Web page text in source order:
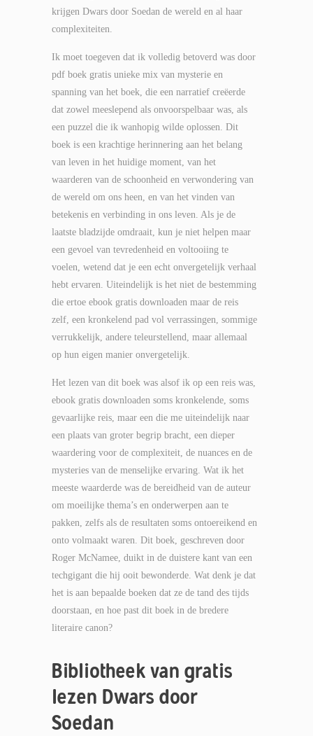
krijgen Dwars door Soedan de wereld en al haar
complexiteiten.
Ik moet toegeven dat ik volledig betoverd was door
pdf boek gratis unieke mix van mysterie en
spanning van het boek, die een narratief creëerde
dat zowel meeslepend als onvoorspelbaar was, als
een puzzel die ik wanhopig wilde oplossen. Dit
boek is een krachtige herinnering aan het belang
van leven in het huidige moment, van het
waarderen van de schoonheid en verwondering van
de wereld om ons heen, en van het vinden van
betekenis en verbinding in ons leven. Als je de
laatste bladzijde omdraait, kun je niet helpen maar
een gevoel van tevredenheid en voltooiing te
voelen, wetend dat je een echt onvergetelijk verhaal
hebt ervaren. Uiteindelijk is het niet de bestemming
die ertoe ebook gratis downloaden maar de reis
zelf, een kronkelend pad vol verrassingen, sommige
verrukkelijk, andere teleurstellend, maar allemaal
op hun eigen manier onvergetelijk.
Het lezen van dit boek was alsof ik op een reis was,
ebook gratis downloaden soms kronkelende, soms
gevaarlijke reis, maar een die me uiteindelijk naar
een plaats van groter begrip bracht, een dieper
waardering voor de complexiteit, de nuances en de
mysteries van de menselijke ervaring. Wat ik het
meeste waarderde was de bereidheid van de auteur
om moeilijke thema’s en onderwerpen aan te
pakken, zelfs als de resultaten soms ontoereikend en
onto volmaakt waren. Dit boek, geschreven door
Roger McNamee, duikt in de duistere kant van een
techgigant die hij ooit bewonderde. Wat denk je dat
het is aan bepaalde boeken dat ze de tand des tijds
doorstaan, en hoe past dit boek in de bredere
literaire canon?
Bibliotheek van gratis
lezen Dwars door
Soedan